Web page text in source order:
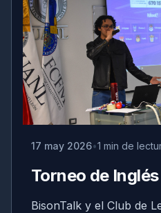
17 may 2026 1 min de
Torneo de Inglés
BisonTalk y el Club de